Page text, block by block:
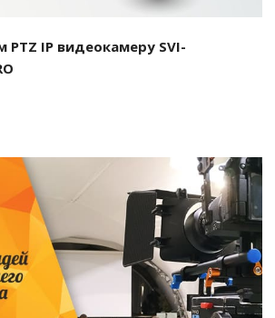
PTZ IP видеокамеру SVI-